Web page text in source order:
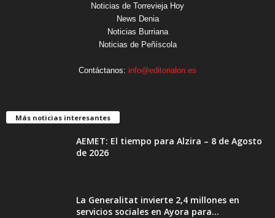
Noticias de Torrevieja Hoy
News Denia
Noticias Burriana
Noticias de Peñíscola
Contáctanos: info@editorialon.es
Más noticias interesantes
AEMET: El tiempo para Alzira – 8 de Agosto
de 2026
La Generalitat invierte 2,4 millones en
servicios sociales en Ayora para...